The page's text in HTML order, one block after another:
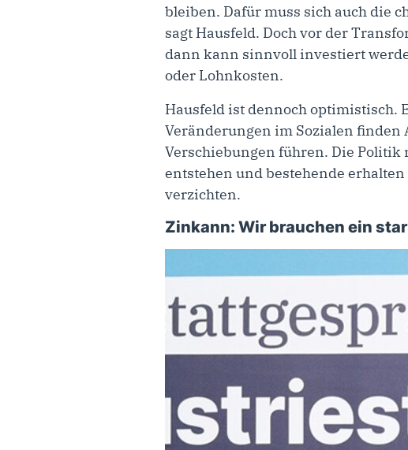
bleiben. Dafür muss sich auch die
sagt Hausfeld. Doch vor der
dann kann sinnvoll investiert
oder Lohnkosten.
Hausfeld ist dennoch optimistisch.
Veränderungen im Sozialen finden
Verschiebungen führen. Die Politik
entstehen und bestehende
verzichten.
Zinkann: Wir brauchen ein